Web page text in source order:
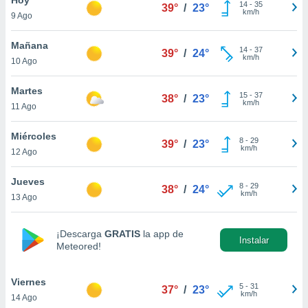
en
más
nuestra
de
aceptar
de
9 Ago
39° / 23° 14- 35
km/h
Mañana
10 Ago
39° / 24° 14- 37
km/h
Martes
11 Ago
38° / 23° 15- 37
km/h
Miércoles
12 Ago
39° / 23° 8- 29
km/h
Jueves
13 Ago
38° / 24° 8- 29
km/h
¡Descarga GRATIS la app de
Meteored!
Instalar
Viernes
14 Ago
37° / 23° 5- 31
km/h